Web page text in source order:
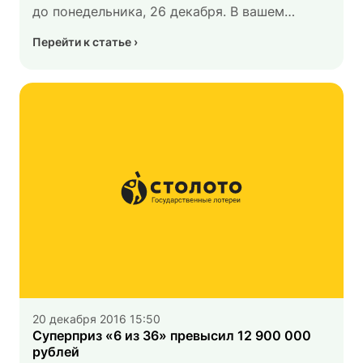
до понедельника, 26 декабря. В вашем
Перейти к статье
20 декабря 2016 15:50
Суперприз «6 из 36» превысил 12 900 000
рублей